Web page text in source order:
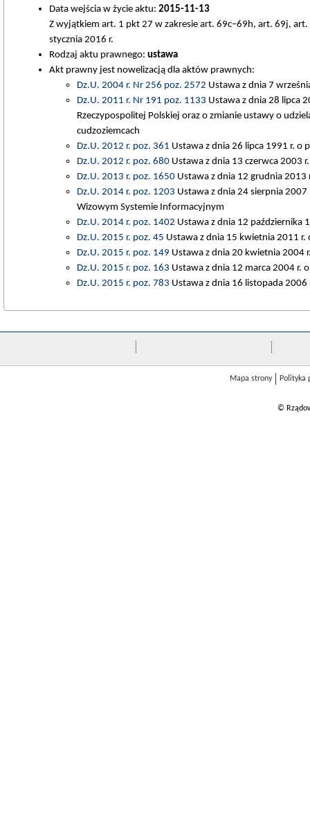
Data wejścia w życie aktu: 2015-11-13
Z wyjątkiem art. 1 pkt 27 w zakresie art. 69c–69h, art. 69j,
stycznia 2016 r.
Rodzaj aktu prawnego: ustawa
Akt prawny jest nowelizacją dla aktów prawnych:
Dz.U. 2004 r. Nr 256 poz. 2572 Ustawa z dnia 7
Dz.U. 2011 r. Nr 191 poz. 1133 Ustawa z dnia 28 lipca
Rzeczypospolitej Polskiej oraz o zmianie ustawy o
cudzoziemcach
Dz.U. 2012 r. poz. 361 Ustawa z dnia 26 lipca 1991 r.
Dz.U. 2012 r. poz. 680Ustawa z dnia 13 czerwca 2003
Dz.U. 2013 r. poz. 1650Ustawa z dnia 12 grudnia 2013
Dz.U. 2014 r. poz. 1203 Ustawa z dnia 24 sierpnia
Wizowym Systemie Informacyjnym
Dz.U. 2014 r. poz. 1402 Ustawa z dnia 12 października
Dz.U. 2015 r. poz. 45 Ustawa z dnia 15 kwietnia 2011
Dz.U. 2015 r. poz. 149 Ustawa z dnia 20 kwietnia 2004
Dz.U. 2015 r. poz. 163 Ustawa z dnia 12 marca 2004 r.
Dz.U. 2015 r. poz. 783 Ustawa z dnia 16 listopada 2006
Mapa strony Polityka
©